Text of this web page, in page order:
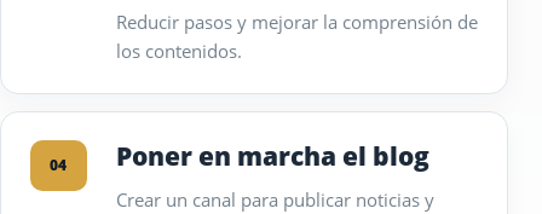
Reducir pasos y mejorar la comprensión de
los contenidos.
04 Poner en marcha el blog
Crear un canal para publicar noticias y